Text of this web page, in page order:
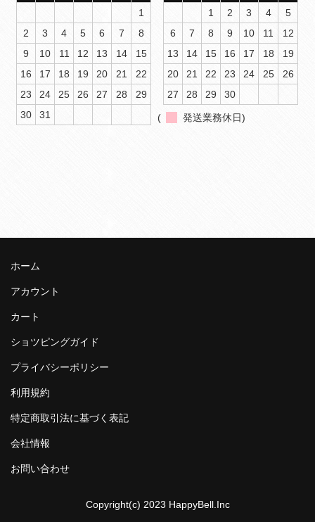
1
2
3 4 5 6 7
8
9
10 11 12 13 14
15
16
17 18 19 20 21
22
23
24 25 26 27 28
29
30
31
1
2 3 4
5
6
7 8 9 10 11
12
13
14 15 16 17 18
19
20
21 22 23 24 25
26
27
28 29 30
( 発送業務休日)
ホーム
アカウント
カート
ショツピングガイド
プライバシーポリシー
利用規約
特定商取引法に基づく表記
会社情報
お問い合わせ
Copyright(c) 2023 HappyBell.Inc